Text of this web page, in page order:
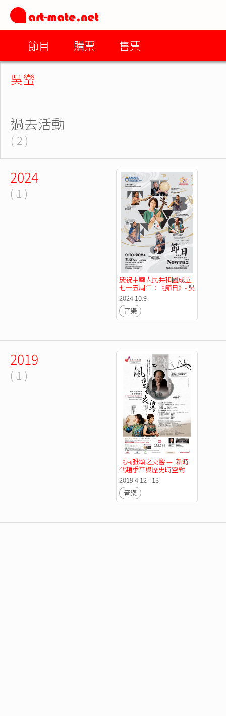
節目 購票 售票
吳蠻
過去活動
( 2 )
2024
( 1 )
慶祝中華人民共和國成立
七十五周年：《節日》- 吳
蠻與絲路音樂大師們音樂
會
2024.10.9
音樂
2019
( 1 )
《風雅頌之交響 —  新時
代趙季平與歷史時空對
話》【早鳥優惠】
2019.4.12 - 13
音樂